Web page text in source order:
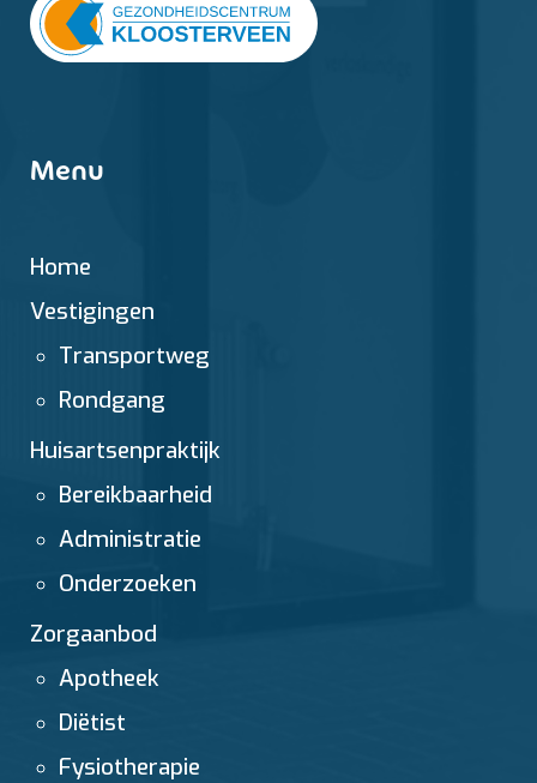
Menu
Home
Vestigingen
Transportweg
Rondgang
Huisartsenpraktijk
Bereikbaarheid
Administratie
Onderzoeken
Zorgaanbod
Apotheek
Diëtist
Fysiotherapie